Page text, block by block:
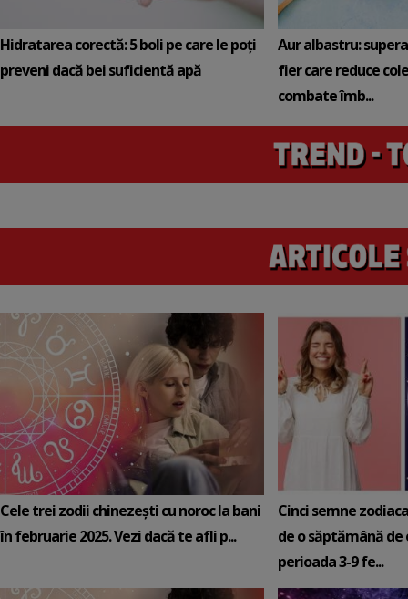
Hidratarea corectă: 5 boli pe care le poți
preveni dacă bei suficientă apă
Aur albastru:
fier care reduce
combate îmb...
Cele trei zodii chinezești cu noroc la bani
în februarie 2025. Vezi dacă te afli p...
Cinci semne
de o săptămână de
perioada 3-9 fe...